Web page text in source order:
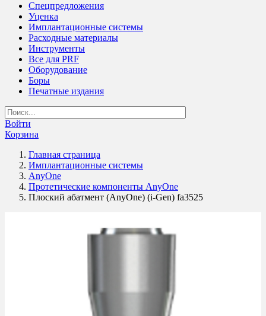
Спецпредложения
Уценка
Имплантационные системы
Расходные материалы
Инструменты
Все для PRF
Оборудование
Боры
Печатные издания
Войти
Корзина
Главная страница
Имплантационные системы
AnyOne
Протетические компоненты AnyOne
Плоский абатмент (AnyOne) (i-Gen) fa3525